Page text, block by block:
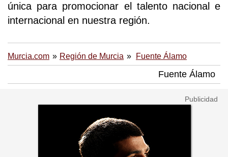
única para promocionar el talento nacional e
internacional en nuestra región.
Murcia.com Región de Murcia Fuente Álamo
Fuente Álamo